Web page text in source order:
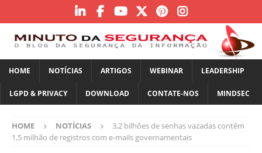
HOME NOTÍCIAS ARTIGOS WEBINAR LEADERSHIP
LGPD & PRIVACY DOWNLOAD CONTATE-NOS MINDSEC
HOME NOTÍCIAS
3,2 bilhões de senhas vazadas contêm
1,5 milhão de registros com e-mails governamentais